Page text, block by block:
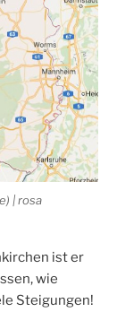
| rosa
ist er
wie
Steigungen!